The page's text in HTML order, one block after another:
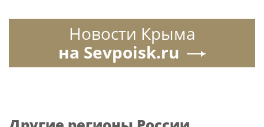
Новости Крыма
на Sevpoisk.ru